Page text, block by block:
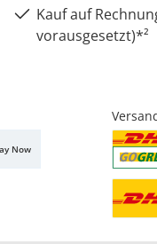
Kauf auf
vorausgesetzt)*²
Now